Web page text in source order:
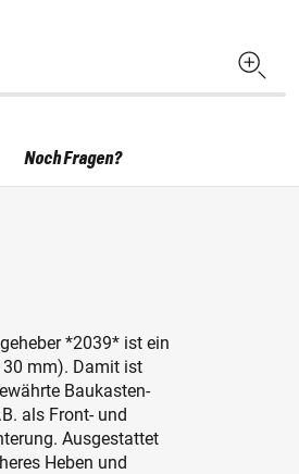
*2039* ist ein
30 mm). Damit ist
Baukasten-
als Front- und
Ausgestattet
Heben und
Noch Fragen?